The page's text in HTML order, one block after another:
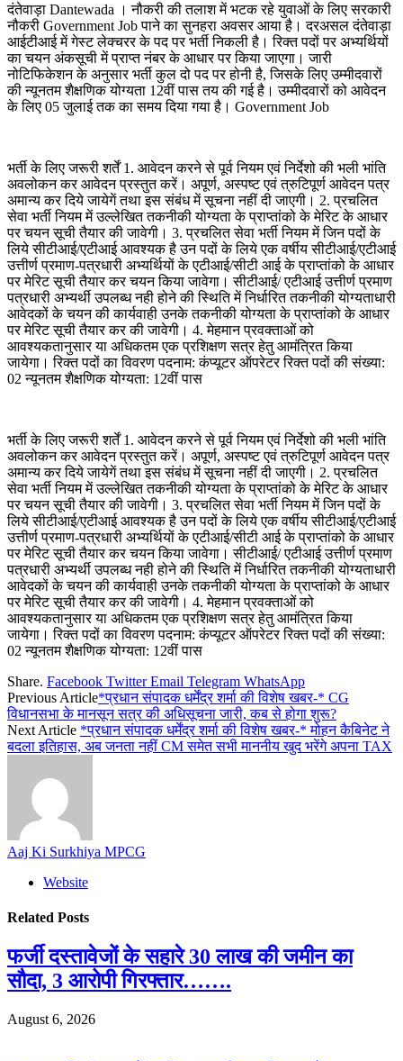
दंतेवाड़ा Dantewada । नौकरी की तलाश में भटक रहे युवाओं के लिए सरकारी
नौकरी Government Job पाने का सुनहरा अवसर आया है। दरअसल दंतेवाड़ा
आईटीआई में गेस्ट लेक्चरर के पद पर भर्ती निकली है। रिक्त पदों पर अभ्यर्थियों
का चयन अंकसूची में प्राप्त नंबर के आधार पर किया जाएगा। जारी
नोटिफिकेशन के अनुसार भर्ती कुल दो पद पर होनी है, जिसके लिए उम्मीदवारों
की न्यूनतम शैक्षणिक योग्यता 12वीं पास तय की गई है। उम्मीदवारों को आवेदन
के लिए 05 जुलाई तक का समय दिया गया है। Government Job
भर्ती के लिए जरूरी शर्तें 1. आवेदन करने से पूर्व नियम एवं निर्देशो की भली भांति
अवलोकन कर आवेदन प्रस्तुत करें। अपूर्ण, अस्पष्ट एवं त्रुटिपूर्ण आवेदन पत्र
अमान्य कर दिये जायेगें तथा इस संबंध में सूचना नहीं दी जाएगी। 2. प्रचलित
सेवा भर्ती नियम में उल्लेखित तकनीकी योग्यता के प्राप्तांको के मेरिट के आधार
पर चयन सूची तैयार की जावेगी। 3. प्रचलित सेवा भर्ती नियम में जिन पदों के
लिये सीटीआई/एटीआई आवश्यक है उन पदों के लिये एक वर्षीय सीटीआई/एटीआई
उत्तीर्ण प्रमाण-पत्रधारी अभ्यर्थियों के एटीआई/सीटी आई के प्राप्तांको के आधार
पर मेरिट सूची तैयार कर चयन किया जावेगा। सीटीआई/ एटीआई उत्तीर्ण प्रमाण
पत्रधारी अभ्यर्थी उपलब्ध नही होने की स्थिति में निर्धारित तकनीकी योग्यताधारी
आवेदकों के चयन की कार्यवाही उनके तकनीकी योग्यता के प्राप्तांको के आधार
पर मेरिट सूची तैयार कर की जावेगी। 4. मेहमान प्रवक्ताओं को
आवश्यकतानुसार या अधिकतम एक प्रशिक्षण सत्र हेतु आमंत्रित किया
जायेगा। रिक्त पदों का विवरण पदनाम: कंप्यूटर ऑपरेटर रिक्त पदों की संख्या:
02 न्यूनतम शैक्षणिक योग्यता: 12वीं पास
भर्ती के लिए जरूरी शर्तें 1. आवेदन करने से पूर्व नियम एवं निर्देशो की भली भांति
अवलोकन कर आवेदन प्रस्तुत करें। अपूर्ण, अस्पष्ट एवं त्रुटिपूर्ण आवेदन पत्र
अमान्य कर दिये जायेगें तथा इस संबंध में सूचना नहीं दी जाएगी। 2. प्रचलित
सेवा भर्ती नियम में उल्लेखित तकनीकी योग्यता के प्राप्तांको के मेरिट के आधार
पर चयन सूची तैयार की जावेगी। 3. प्रचलित सेवा भर्ती नियम में जिन पदों के
लिये सीटीआई/एटीआई आवश्यक है उन पदों के लिये एक वर्षीय सीटीआई/एटीआई
उत्तीर्ण प्रमाण-पत्रधारी अभ्यर्थियों के एटीआई/सीटी आई के प्राप्तांको के आधार
पर मेरिट सूची तैयार कर चयन किया जावेगा। सीटीआई/ एटीआई उत्तीर्ण प्रमाण
पत्रधारी अभ्यर्थी उपलब्ध नही होने की स्थिति में निर्धारित तकनीकी योग्यताधारी
आवेदकों के चयन की कार्यवाही उनके तकनीकी योग्यता के प्राप्तांको के आधार
पर मेरिट सूची तैयार कर की जावेगी। 4. मेहमान प्रवक्ताओं को
आवश्यकतानुसार या अधिकतम एक प्रशिक्षण सत्र हेतु आमंत्रित किया
जायेगा। रिक्त पदों का विवरण पदनाम: कंप्यूटर ऑपरेटर रिक्त पदों की संख्या:
02 न्यूनतम शैक्षणिक योग्यता: 12वीं पास
Share. Facebook Twitter Email Telegram WhatsApp
Previous Article*प्रधान संपादक धर्मेंद्र शर्मा की विशेष खबर-* CG
विधानसभा के मानसून सत्र की अधिसूचना जारी, कब से होगा शुरू?
Next Article *प्रधान संपादक धर्मेंद्र शर्मा की विशेष खबर-* मोहन कैबिनेट ने
बदला इतिहास, अब जनता नहीं CM समेत सभी माननीय खुद भरेंगे अपना TAX
Aaj Ki Surkhiya MPCG
Website
Related Posts
फर्जी दस्तावेजों के सहारे 30 लाख की जमीन का
सौदा, 3 आरोपी गिरफ्तार…….
August 6, 2026